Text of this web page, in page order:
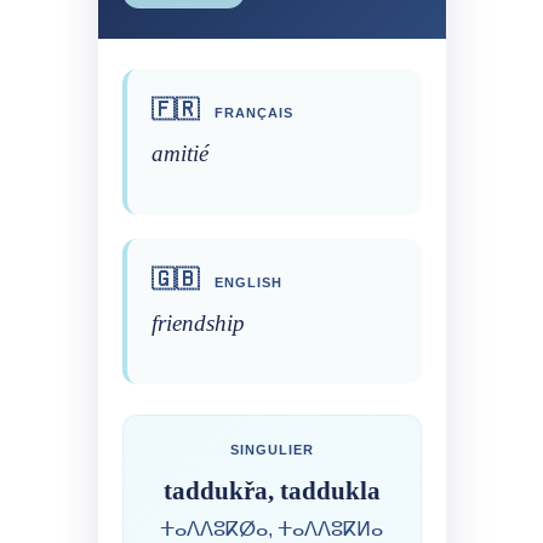
🇫🇷 FRANÇAIS
amitié
🇬🇧 ENGLISH
friendship
SINGULIER
taddukřa, taddukla
ⵜⴰⴷⴷⵓⴽⵁⴰ, ⵜⴰⴷⴷⵓⴽⵍⴰ